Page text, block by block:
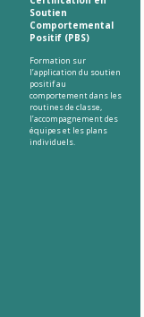
Soutien
Comportemental
Positif (PBS)
Formation sur
l’application du soutien
positif au
comportement dans les
routines de classe,
l’accompagnement des
équipes et les plans
individuels.